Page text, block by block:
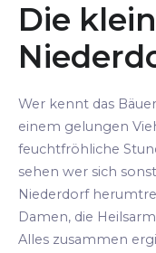
Die
Wer kennt das
einem gelungen
feuchtfröhliche
sehen wer sich
Niederdorf
Damen, die
Alles zusammen